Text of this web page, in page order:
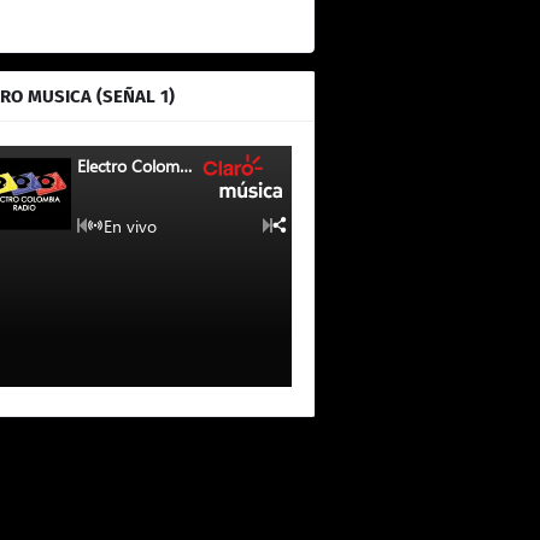
MUSICA (SEÑAL 1)